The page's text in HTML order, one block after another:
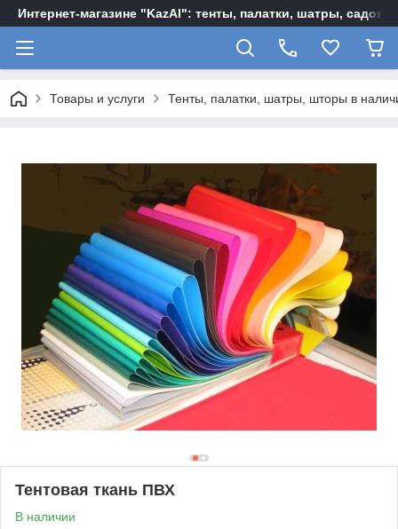
Интернет-магазине "KazAl": тенты, палатки, шатры,
Товары и услуги Тенты, палатки, шатры, шторы в
Тентовая ткань ПВХ
В наличии